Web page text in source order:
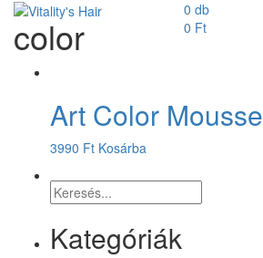
0 db
0 Ft
color
Art Color Mousse
3990 Ft Kosárba
Kategóriák